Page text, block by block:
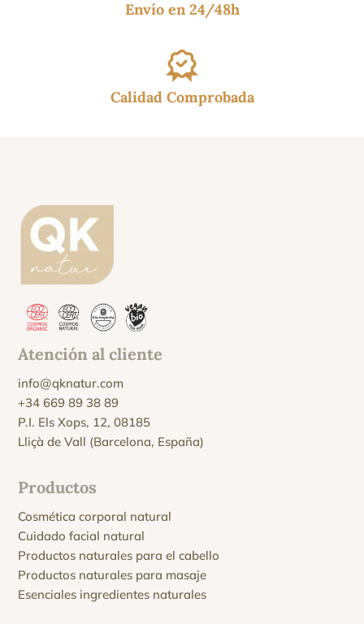
Envío en 24/48h
Calidad Comprobada
Atención al cliente
info@qknatur.com
+34 669 89 38 89
P.I. Els Xops, 12, 08185
Lliçà de Vall (Barcelona, España)
Productos
Cosmética corporal natural
Cuidado facial natural
Productos naturales para el cabello
Productos naturales para masaje
Esenciales ingredientes naturales